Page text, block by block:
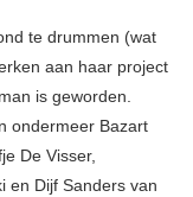
te drummen (wat
aan haar project
is geworden.
ondermeer Bazart
De Visser,
en Dijf Sanders van